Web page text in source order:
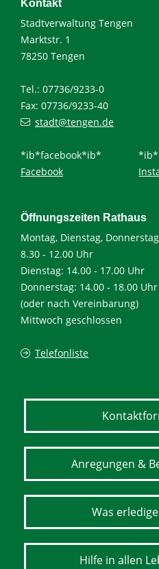
Kontakt
Stadtverwaltung Tengen
Marktstr. 1
78250 Tengen
Tel.: 07736/9233-0
Fax: 07736/9233-40
stadt@tengen.de
*ib*facebook*ib*
Facebook
Öffnungszeiten Rathaus
Montag, Dienstag,
8.30 - 12.00 Uhr
Dienstag: 14.00 - 17.00 Uhr
Donnerstag: 14.00 - 18.00 Uhr
(oder nach Vereinbarung)
Mittwoch geschlossen
Telefonliste
Anregungen &
Was
Hilfe in allen